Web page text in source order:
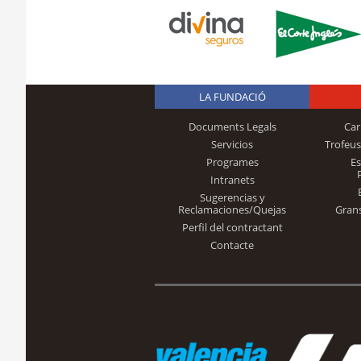
LA FUNDACIÓ
Documents Legals
Servicios
Programes
Intranets
Sugerencias y
Reclamaciones/Quejas
Perfil del contractant
Contacte